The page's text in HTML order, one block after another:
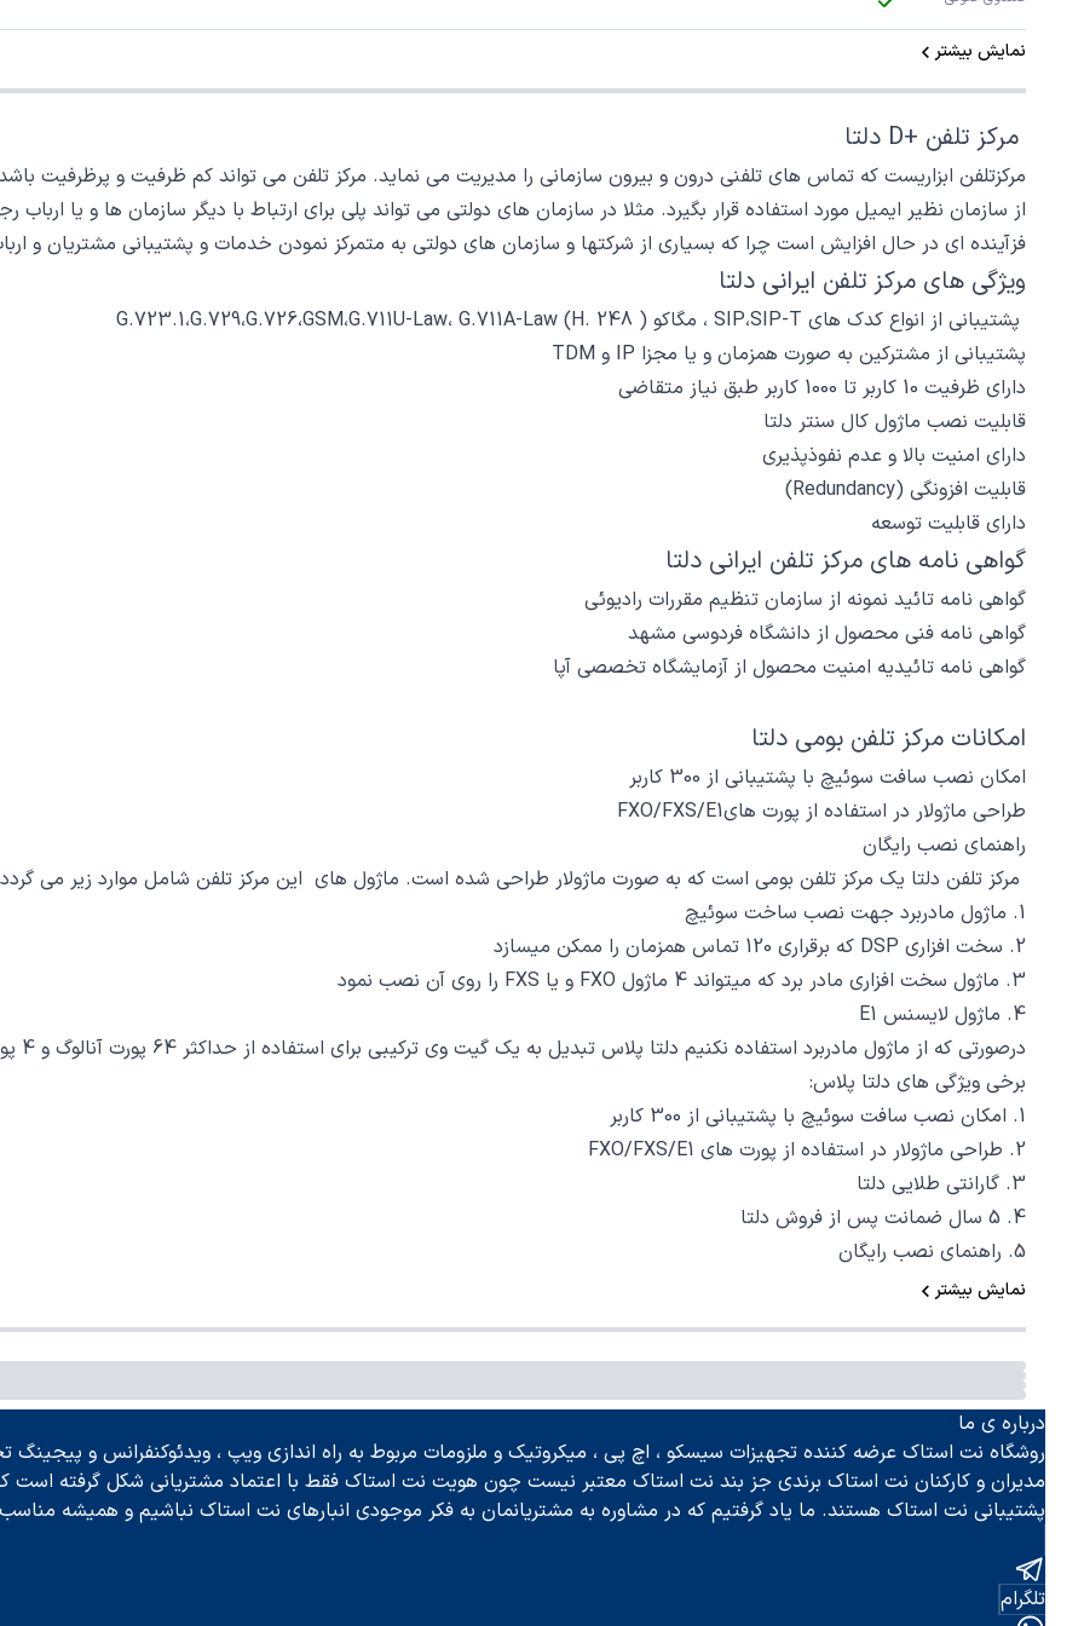
نمایش بیشتر
مرکز تلفن +D دلتا
مرکزتلفن ابزاریست که تماس های تلفنی درون و بیرون سازمانی را مدیریت می نماید. مرکز تلفن می تواند کم ظرفیت و پرظرفیت باشد.
از سازمان نظیر ایمیل مورد استفاده قرار بگیرد. مثلا در سازمان های دولتی می تواند پلی برای ارتباط با دیگر سازمان ها و یا
فزآینده ای در حال افزایش است چرا که بسیاری از شرکتها و سازمان های دولتی به متمرکز نمودن خدمات و پشتیبانی مشتریان و
ویژگی های مرکز تلفن ایرانی دلتا
پشتیبانی از مشترکین به صورت همزمان و یا مجزا IP و TDM
دارای ظرفیت 10 کاربر تا 1000 کاربر طبق نیاز متقاضی
قابلیت نصب ماژول کال سنتر دلتا
دارای امنیت بالا و عدم نفوذپذیری
(Redundancy) قابلیت افزونگی
دارای قابلیت توسعه
گواهی نامه های مرکز تلفن ایرانی دلتا
گواهی نامه تائید نمونه از سازمان تنظیم مقررات رادیوئی
گواهی نامه فنی محصول از دانشگاه فردوسی مشهد
گواهی نامه تائیدیه امنیت محصول از آزمایشگاه تخصصی آپا
امکانات مرکز تلفن بومی دلتا
امکان نصب سافت سوئیچ با پشتیبانی از 300 کاربر
طراحی ماژولار در استفاده از پورت هایFXO/FXS/E1
راهنمای نصب رایگان
مرکز تلفن دلتا یک مرکز تلفن بومی است که به صورت ماژولار طراحی شده است. ماژول های این مرکز تلفن شامل موارد زیر می
1. ماژول مادربرد جهت نصب ساخت سوئیچ
2. سخت افزاری DSP که برقراری 120 تماس همزمان را ممکن میسازد
3. ماژول سخت افزاری مادر برد که میتواند 4 ماژول FXO و یا FXS را روی آن نصب نمود
4. ماژول لایسنس E1
درصورتی که از ماژول مادربرد استفاده نکنیم دلتا پلاس تبدیل به یک گیت وی ترکیبی برای استفاده از حداکثر 64 پورت آنالوگ و 4 پورت دیجیتال (E1) خواهد بود
برخی ویژگی های دلتا پلاس:
1. امکان نصب سافت سوئیچ با پشتیبانی از 300 کاربر
2. طراحی ماژولار در استفاده از پورت های FXO/FXS/E1
3. گارانتی طلایی دلتا
4. 5 سال ضمانت پس از فروش دلتا
5. راهنمای نصب رایگان
نمایش بیشتر
درباره ی ما
روشگاه نت استاک عرضه کننده تجهیزات سیسکو ، اچ پی ، میکروتیک و ملزومات مربوط به راه اندازی ویپ ، ویدئوکنفرانس و پیجینگ
مدیران و کارکنان نت استاک برندی جز بند نت استاک معتبر نیست چون هویت نت استاک فقط با اعتماد مشتریانی شکل گرفته است
پشتیبانی نت استاک هستند. ما یاد گرفتیم که در مشاوره به مشتریانمان به فکر موجودی انبارهای نت استاک نباشیم و همیشه
تلگرام